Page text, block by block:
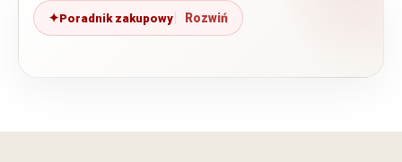
Poradnik zakupowy